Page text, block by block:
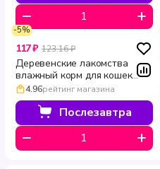
-5%
117 ₽ 123.16 ₽
Деревенские лакомства
влажный корм для кошек
Филейная курица в нежном
желе 70 г
4.96рейтинг магазина
Послезавтра